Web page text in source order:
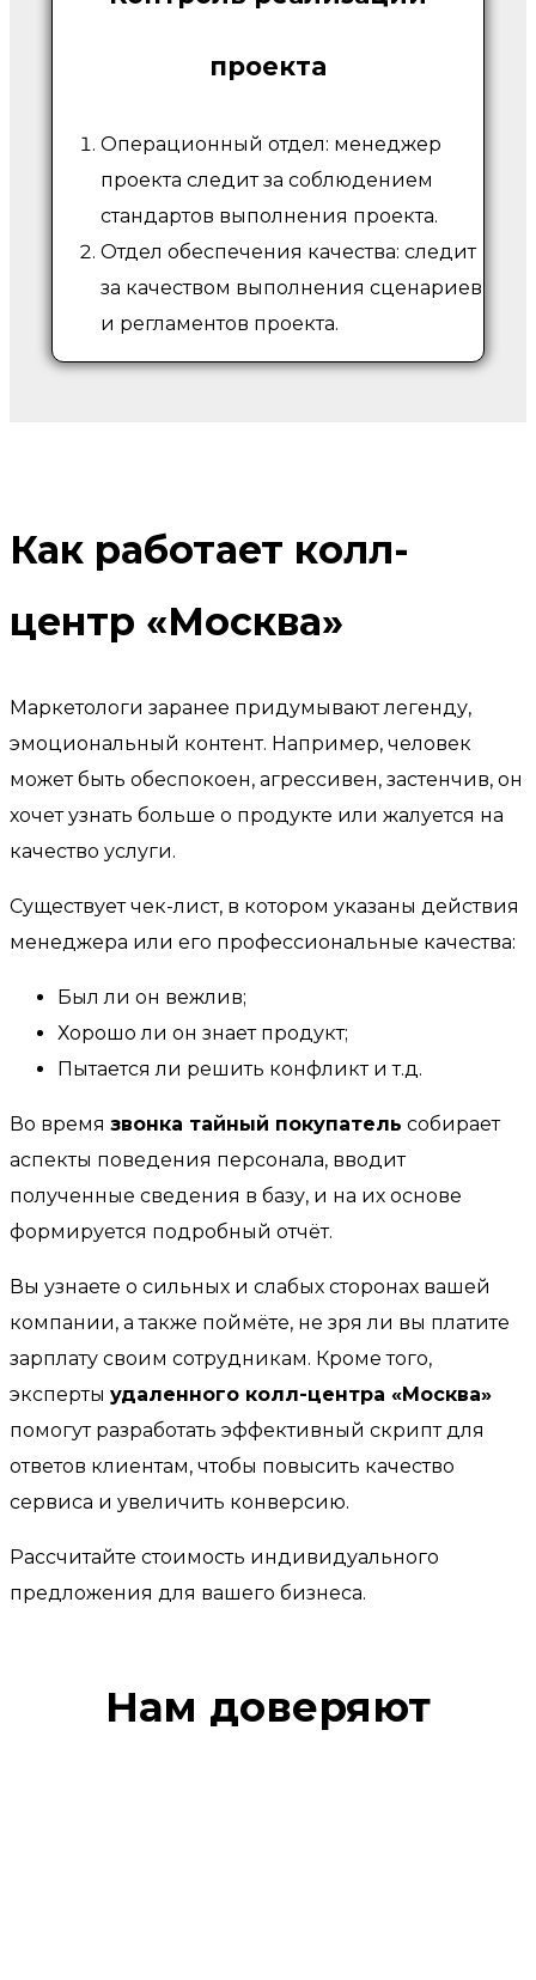
проекта
Операционный отдел: менеджер
проекта следит за соблюдением
стандартов выполнения проекта.
Отдел обеспечения качества: следит
за качеством выполнения сценариев
и регламентов проекта.
Как работает колл-
центр «Москва»
Маркетологи заранее придумывают легенду,
эмоциональный контент. Например, человек
может быть обеспокоен, агрессивен, застенчив, он
хочет узнать больше о продукте или жалуется на
качество услуги.
Существует чек-лист, в котором указаны действия
менеджера или его профессиональные качества:
Был ли он вежлив;
Хорошо ли он знает продукт;
Пытается ли решить конфликт и т.д.
Во время звонка тайный покупатель собирает
аспекты поведения персонала, вводит
полученные сведения в базу, и на их основе
формируется подробный отчёт.
Вы узнаете о сильных и слабых сторонах вашей
компании, а также поймёте, не зря ли вы платите
зарплату своим сотрудникам. Кроме того,
эксперты удаленного колл-центра «Москва»
помогут разработать эффективный скрипт для
ответов клиентам, чтобы повысить качество
сервиса и увеличить конверсию.
Рассчитайте стоимость индивидуального
предложения для вашего бизнеса.
Нам доверяют